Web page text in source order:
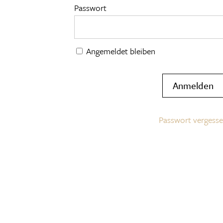
Passwort
Angemeldet bleiben
Passwort